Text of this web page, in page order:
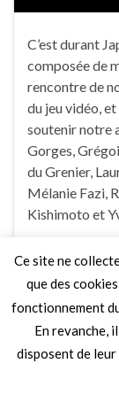
C’est durant
composée de
rencontre de
du jeu vidéo,
soutenir notre
Gorges,
du Grenier,
Mélanie Fazi,
Kishimoto et
Ce site ne
que des
fonctionnement
En revanche,
disposent de